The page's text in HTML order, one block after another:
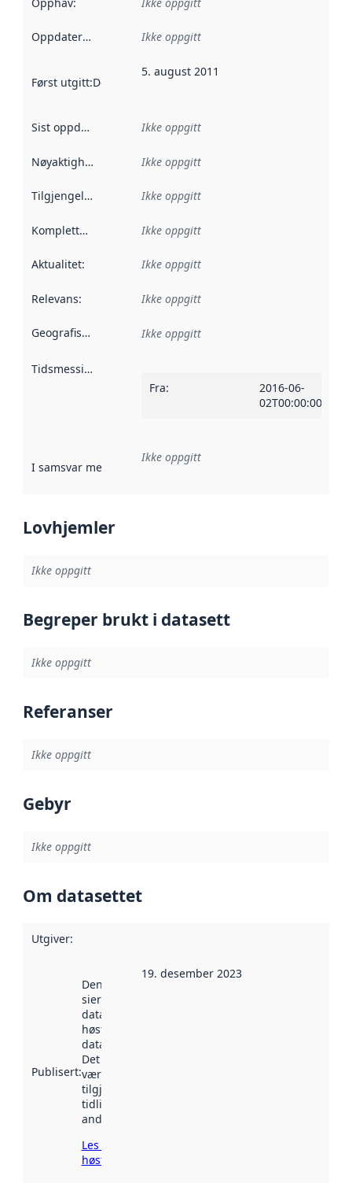
Oppdateringsfrekvens :
Ikke oppgitt
Først utgitt:Denne datoen sier når dataene i dette
5. august 2011
Sist oppdatert Ikke oppgitt
Nøyaktighet Ikke oppgitt
Tilgjengelighet Ikke oppgitt
Kompletthet Ikke oppgitt
Aktualitet: Ikke oppgitt
Relevans: Ikke oppgitt
Geografisk avgrensning :
Ikke oppgitt
Tidsmessig avgrensning
Fra:
2016-06-
02T00:00:00Z
I samsvar med Referanse til en implementasjonsregel
Ikke oppgitt
Lovhjemler
Ikke oppgitt
Begreper brukt i datasett
Ikke oppgitt
Referanser
Ikke oppgitt
Gebyr
Ikke oppgitt
Om datasettet
Utgiver:
Publisert:
Denne datoen
sier når
datasettet ble
høstet av
data.norge.no.
Det kan ha
vært
tilgjengelig
tidligere
andre steder.
Les mer om
høsting her
19. desember 2023